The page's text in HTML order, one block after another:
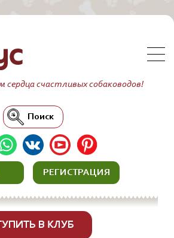
сердца счастливых собаководов!
Поиск
РЕГИСТРАЦИЯ
В КЛУБ